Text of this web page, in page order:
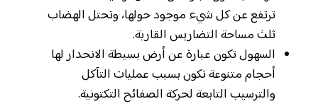
ترتفع عن كل شيء موجود حولها، وتحتل الهضاب
ثلث مساحة التضاريس القارية.
السهول تكون عبارة عن أرض بسيطة الانحدار لها
أحجام متنوعة تكون بسبب عمليات التآكل
والترسيب التابعة لحركة الصفائح التكتونية.